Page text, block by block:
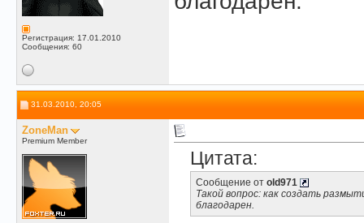
Регистрация: 17.01.2010
Сообщения: 60
31.03.2010, 20:05
ZoneMan
Premium Member
Цитата:
Сообщение от old971
Такой вопрос: как создать
благодарен.